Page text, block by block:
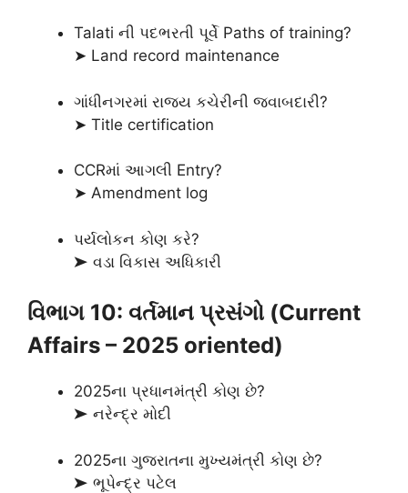
Talati ની પદભરતી પૂર્વે Paths of training?
➤ Land record maintenance
ગાંધીનગરમાં રાજય કચેરીની જવાબદારી?
➤ Title certification
CCRમાં આગલી Entry?
➤ Amendment log
પર્યલોકન કોણ કરે?
➤ વડા વિકાસ અધિકારી
વિભાગ 10: વર્તમાન પ્રસંગો (Current
Affairs – 2025 oriented)
2025ના પ્રધાનમંત્રી કોણ છે?
➤ નરેન્દ્ર મોદી
2025ના ગુજરાતના મુખ્યમંત્રી કોણ છે?
➤ ભૂપેન્દ્ર પટેલ